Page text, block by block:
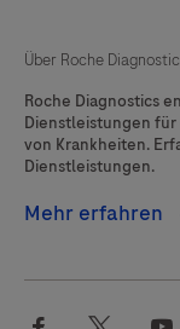
Über Roche
Roche Diagnostics
Dienstleistungen für
von Krankheiten.
Dienstleistungen.
Mehr erfahren